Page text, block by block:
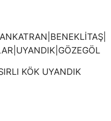
KÖK UYANDIK